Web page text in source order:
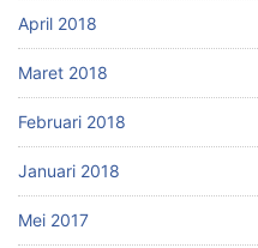
April 2018
Maret 2018
Februari 2018
Januari 2018
Mei 2017